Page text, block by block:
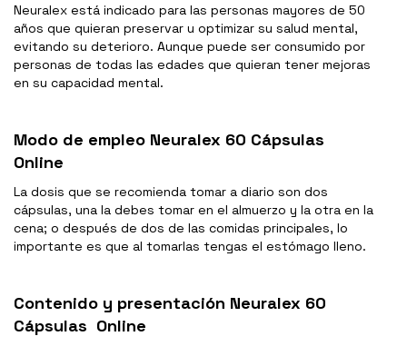
Neuralex está indicado para las personas mayores de 50
años que quieran preservar u optimizar su salud mental,
evitando su deterioro. Aunque puede ser consumido por
personas de todas las edades que quieran tener mejoras
en su capacidad mental.
Modo de empleo Neuralex 60 Cápsulas
Online
La dosis que se recomienda tomar a diario son dos
cápsulas, una la debes tomar en el almuerzo y la otra en la
cena; o después de dos de las comidas principales, lo
importante es que al tomarlas tengas el estómago lleno.
Contenido y presentación Neuralex 60
Cápsulas Online